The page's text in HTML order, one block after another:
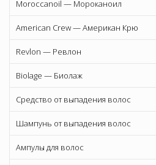
Moroccanoil — Мороканоил
American Crew — Американ Крю
Revlon — Ревлон
Biolage — Биолаж
Средство от выпадения волос
Шампунь от выпадения волос
Ампулы для волос